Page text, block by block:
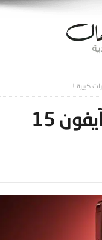
تسريبات آيفون 15 و آيفون 15